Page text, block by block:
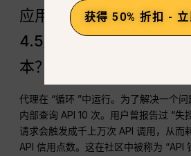
应用程序接口令牌陷阱
4.5/Opus一夜之间要花
本？
代理在 “循环 ”中运行。为了解决一个
内部查询 API 10 次。用户曾报告过 “失
请求会触发成千上万次 API 调用，从而
API 信用点数。这在社区中被称为 “API
获得 50% 折扣 - 立